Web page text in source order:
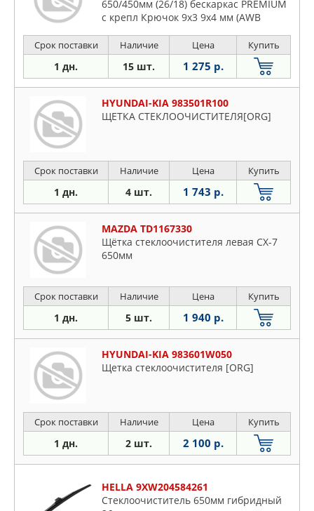
650/450мм (26/18) бескаркас PREMIUM
с крепл Крючок 9x3 9x4 мм (AWB
Срок поставки Наличие Цена Купить
1 дн. 15 шт. 1 275 р.
HYUNDAI-KIA 983501R100
ЩЕТКА СТЕКЛООЧИСТИТЕЛЯ[ORG]
Срок поставки Наличие Цена Купить
1 дн. 4 шт. 1 743 р.
MAZDA TD1167330
Щётка стеклоочистителя левая CX-7
650мм
Срок поставки Наличие Цена Купить
1 дн. 5 шт. 1 940 р.
HYUNDAI-KIA 983601W050
Щетка стеклоочистителя [ORG]
Срок поставки Наличие Цена Купить
1 дн. 2 шт. 2 100 р.
HELLA 9XW204584261
Стеклоочиститель 650мм гибридный